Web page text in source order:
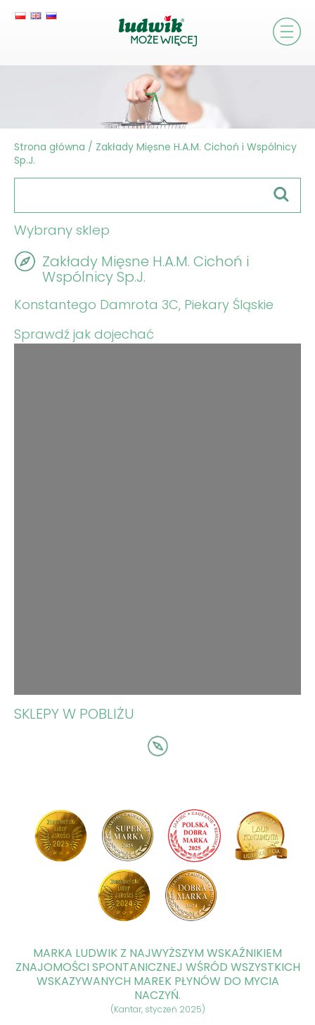
Strona główna / Zakłady Mięsne H.A.M. Cichoń i Wspólnicy
Sp.J.
Wybrany sklep
Zakłady Mięsne H.A.M. Cichoń i
Wspólnicy Sp.J.
Konstantego Damrota 3C, Piekary Śląskie
Sprawdź jak dojechać
SKLEPY W POBLIŻU
MARKA LUDWIK Z NAJWYŻSZYM WSKAŹNIKIEM
ZNAJOMOŚCI SPONTANICZNEJ WŚRÓD WSZYSTKICH
WSKAZYWANYCH MAREK PŁYNÓW DO MYCIA
NACZYŃ.
(Kantar, styczeń 2025)